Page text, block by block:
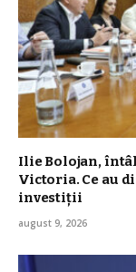
Ilie Bolojan,
Victoria. Ce au
investiții
august 9, 2026